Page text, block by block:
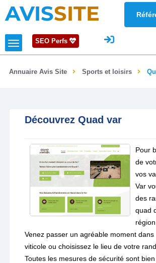
AVISSITE
SEO Perfs
Annuaire Avis Site Sports et loisirs
Découvrez Quad var
Pour
de
vos
Var
des
quad
Venez passer un agréable moment
viticole ou choisissez le lieu de votre
Toutes les mesures de sécurité sont